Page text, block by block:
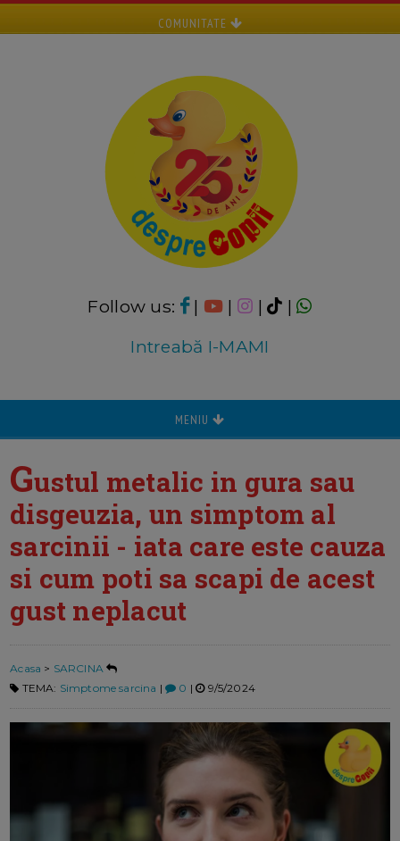
COMUNITATE
Follow us: | | |
|
Intreabă I-MAMI
MENIU
Gustul metalic in gura sau
disgeuzia, un simptom al
sarcinii - iata care este cauza
si cum poti sa scapi de acest
gust neplacut
Acasa > SARCINA
TEMA: Simptome sarcina | 0 | 9/5/2024